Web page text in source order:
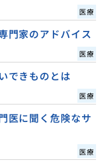
医療
門家のアドバイス
医療
できものとは
医療
医に聞く危険なサ
医療